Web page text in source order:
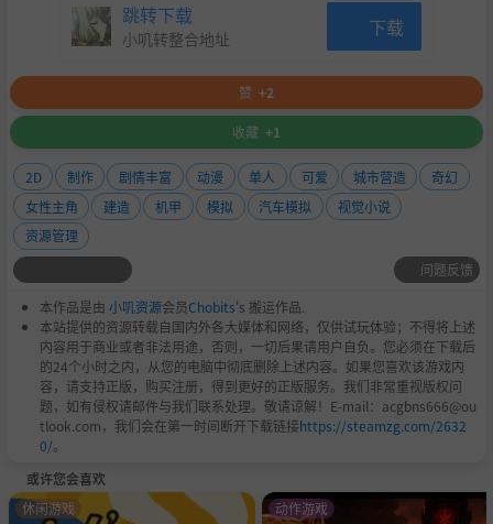
跳转下载
小叽转整合地址 下载
赞 +2
收藏 +1
2D 制作 剧情丰富 动漫 单人 可爱 城市营造
奇幻
女性主角
建造 机甲 模拟 汽车模拟
视觉小说
资源管理
问题反馈
本作品是由 小叽资源会员Chobits's 搬运作品.
本站提供的资源转载自国内外各大媒体和网络，仅供试玩体验；不得将上述
内容用于商业或者非法用途，否则，一切后果请用户自负。您必须在下载后
的24个小时之内，从您的电脑中彻底删除上述内容。如果您喜欢该游戏内
容，请支持正版，购买注册，得到更好的正版服务。我们非常重视版权问
题，如有侵权请邮件与我们联系处理。敬请谅解！E-mail：acgbns666@ou
tlook.com，我们会在第一时间断开下载链接https://steamzg.com/2632
0/。
或许您会喜欢
休闲游戏 动作游戏